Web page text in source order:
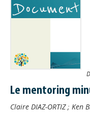
Le mentoring
Claire DIAZ-ORTIZ; Ken